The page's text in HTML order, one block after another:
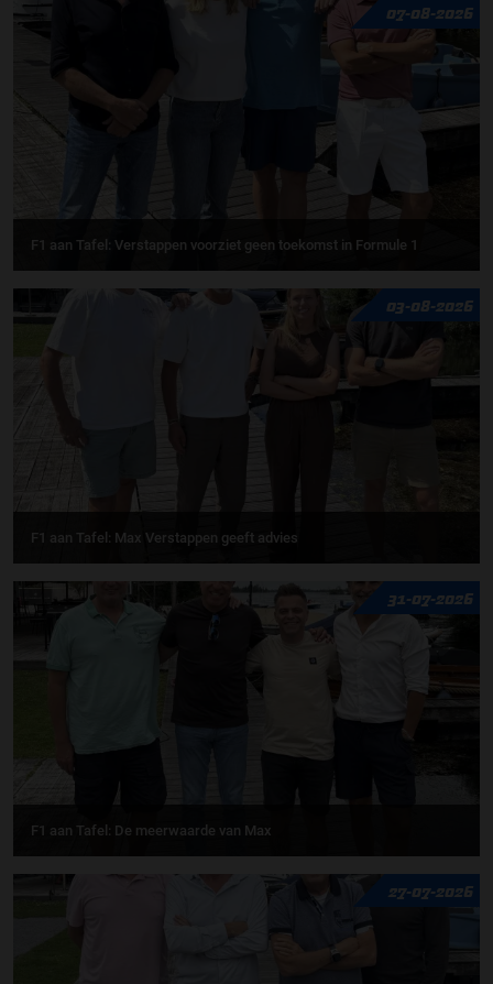
07-08-2026
F1 aan Tafel: Verstappen voorziet geen toekomst in Formule 1
03-08-2026
F1 aan Tafel: Max Verstappen geeft advies
31-07-2026
F1 aan Tafel: De meerwaarde van Max
27-07-2026